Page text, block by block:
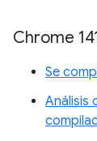
Chrome
Se
Análisis